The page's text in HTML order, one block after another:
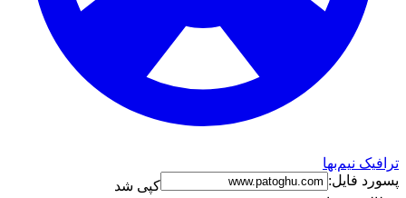
ترافیک نیم‌بها
پسورد فایل:
کپی شد